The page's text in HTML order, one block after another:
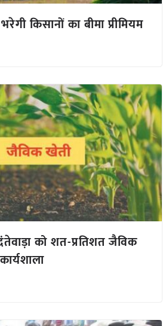
किसानों का बीमा प्रीमियम
को शत-प्रतिशत जैविक